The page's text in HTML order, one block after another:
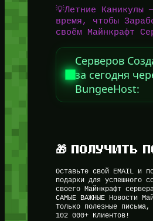
💡Летние Каникулы
время, чтобы
своём Майнкрафт
Серверов
за сегодня
BungeeHost:
🎁 ПОЛУЧИТЬ
Оставьте свой EMAIL и
подарки для успешного
своего Майнкрафт
САМЫЕ ВАЖНЫЕ Новости
Только полезные письма,
102 000+ Клиентов!